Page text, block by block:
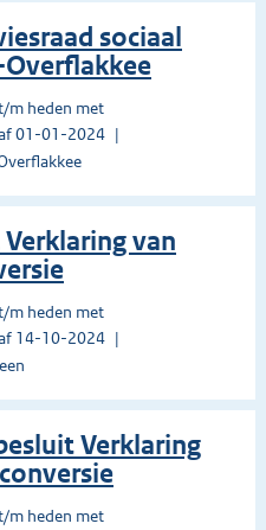
sociaal
m heden met
01-01-2024
van
m heden met
14-10-2024
Verklaring
m heden met